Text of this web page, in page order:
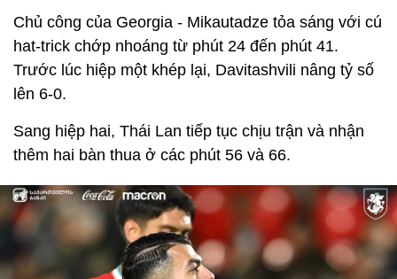
Chủ công của Georgia - Mikautadze tỏa sáng với cú
hat-trick chớp nhoáng từ phút 24 đến phút 41.
Trước lúc hiệp một khép lại, Davitashvili nâng tỷ số
lên 6-0.
Sang hiệp hai, Thái Lan tiếp tục chịu trận và nhận
thêm hai bàn thua ở các phút 56 và 66.